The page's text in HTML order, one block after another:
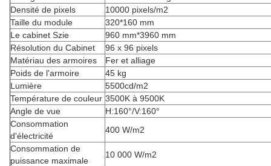
Densité de pixels
10000 pixels/m2
Taille du module
320*160 mm
Le cabinet Szie
960 mm*3960 mm
Résolution du Cabinet
96 x 96 pixels
Matériau des armoires
Fer et alliage
Poids de l'armoire
45 kg
Lumière
5500cd/m2
Température de couleur 3500K à 9500K
Angle de vue
H:160°/V:160°
Consommation
d'électricité
400 W/m2
Consommation de
puissance maximale
10 000 W/m2